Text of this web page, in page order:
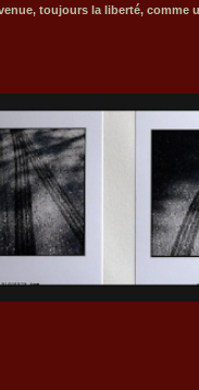
toujours la liberté, comme